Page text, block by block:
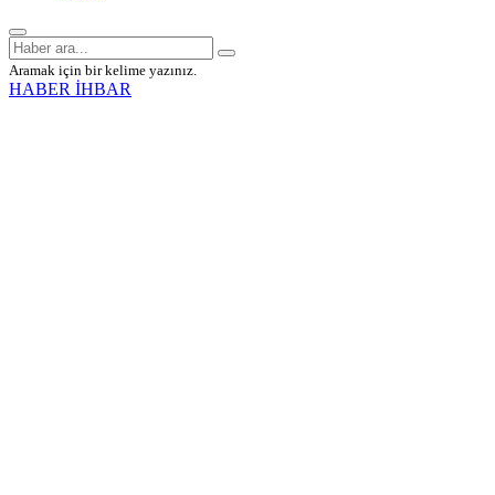
Aramak için bir kelime yazınız.
HABER İHBAR